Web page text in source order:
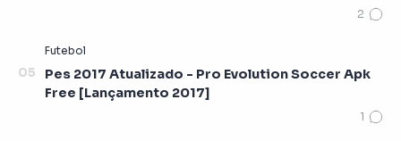
Pes 2017 Atualizado - Pro Evolution Soccer Apk
Free [Lançamento 2017]